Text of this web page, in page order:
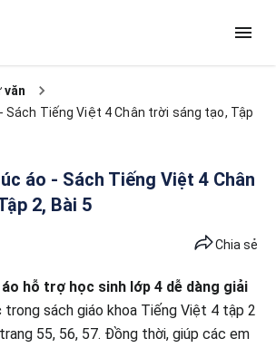
văn
Sách Tiếng Việt 4 Chân trời sáng tạo, Tập
áo - Sách Tiếng Việt 4 Chân
2, Bài 5
Chia sẻ
hỗ trợ học sinh lớp 4 dễ dàng giải
trong sách giáo khoa Tiếng Việt 4 tập 2
55, 56, 57. Đồng thời, giúp các em